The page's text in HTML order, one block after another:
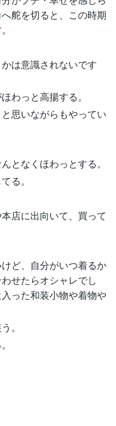
舵を切ると、この時期
は意識されないです
わっと高揚する。
思いながらもやってい
となくほわっとする。
る。
店に出向いて、買って
ど、自分がいつ着るか
せたらオシャレでし
った和装小物や着物や
。